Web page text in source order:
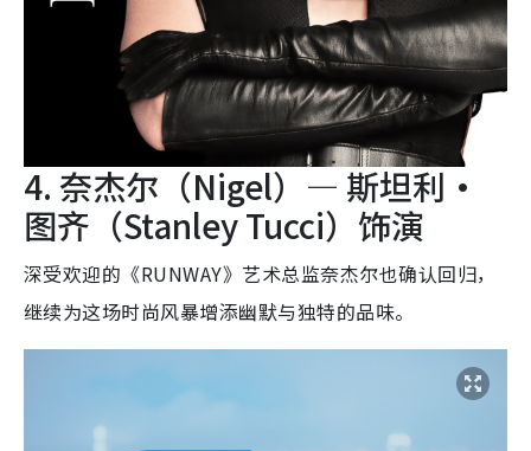
4. 奈杰尔（Nigel）— 斯坦利·
图齐（Stanley Tucci）饰演
深受欢迎的《RUNWAY》艺术总监奈杰尔也确认回归，
继续为这场时尚风暴增添幽默与独特的品味。